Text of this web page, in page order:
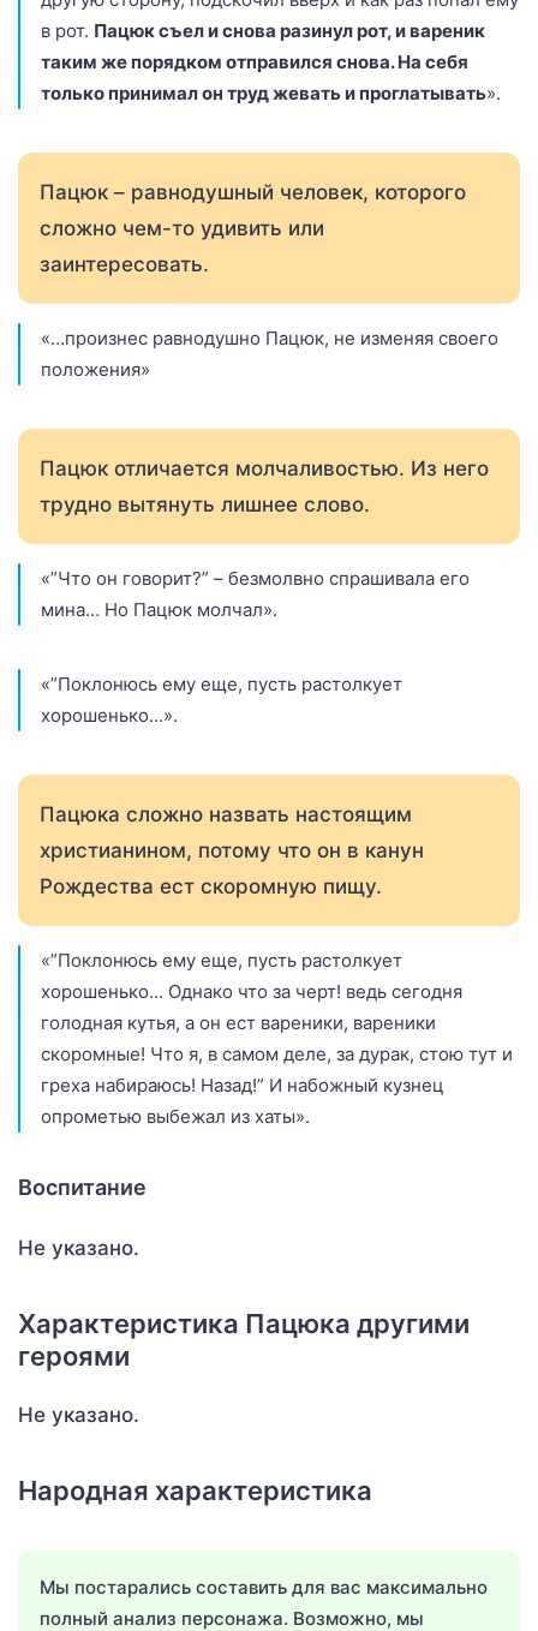
в рот. Пацюк съел и снова разинул рот, и вареник
таким же порядком отправился снова. На себя
только принимал он труд жевать и проглатывать».
Пацюк – равнодушный человек, которого
сложно чем-то удивить или
заинтересовать.
«…произнес равнодушно Пацюк, не изменяя своего
положения»
Пацюк отличается молчаливостью. Из него
трудно вытянуть лишнее слово.
«”Что он говорит?” – безмолвно спрашивала его
мина… Но Пацюк молчал».
«”Поклонюсь ему еще, пусть растолкует
хорошенько…».
Пацюка сложно назвать настоящим
христианином, потому что он в канун
Рождества ест скоромную пищу.
«”Поклонюсь ему еще, пусть растолкует
хорошенько… Однако что за черт! ведь сегодня
голодная кутья, а он ест вареники, вареники
скоромные! Что я, в самом деле, за дурак, стою тут и
греха набираюсь! Назад!” И набожный кузнец
опрометью выбежал из хаты».
Воспитание
Не указано.
Характеристика Пацюка другими
героями
Не указано.
Народная характеристика
Мы постарались составить для вас максимально
полный анализ персонажа. Возможно, мы